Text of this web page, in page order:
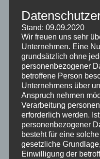
Es gibt noch lange kein
oder gegen das
dass wir uns anderen
zuwenden sollten.
entspannend finden,
Heimkino anschaffen.
Stand: 09.09.2020
Wir freuen uns sehr
Unternehmen. Eine
grundsätzlich ohne
personenbezogener
betroffene Person
Unternehmens über
Anspruch nehmen
Verarbeitung
erforderlich werden.
personenbezogener
besteht für eine
gesetzliche
Einwilligung der